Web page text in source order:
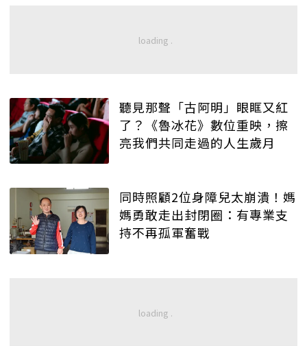
聽見那聲「古阿明」眼眶又紅
了？《魯冰花》數位重映，擦
亮我們共同走過的人生歲月
同時照顧2位身障兒太崩潰！媽
媽勇敢走出封閉圈：有專業支
持不再孤軍奮戰